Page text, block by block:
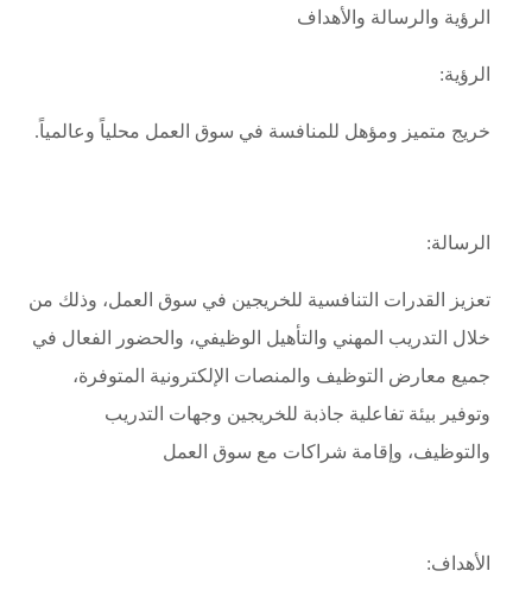
الرؤية والرسالة والأهداف
الرؤية:
خريج متميز ومؤهل للمنافسة في سوق العمل محلياً وعالمياً.
الرسالة:
تعزيز القدرات التنافسية للخريجين في سوق العمل، وذلك من
خلال التدريب المهني والتأهيل الوظيفي، والحضور الفعال في
جميع معارض التوظيف والمنصات الإلكترونية المتوفرة،
وتوفير بيئة تفاعلية جاذبة للخريجين وجهات التدريب
والتوظيف، وإقامة شراكات مع سوق العمل
الأهداف: